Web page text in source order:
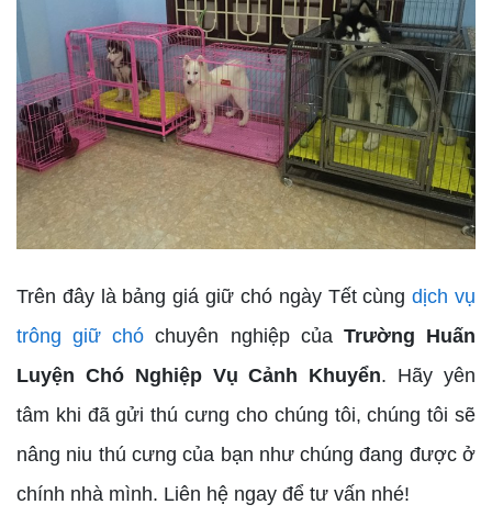
Trên đây là bảng giá giữ chó ngày Tết cùngdịch vụ
trông giữ chó chuyên nghiệp của Trường Huấn
Luyện Chó Nghiệp Vụ Cảnh Khuyển. Hãy yên
tâm khi đã gửi thú cưng cho chúng tôi, chúng tôi sẽ
nâng niu thú cưng của bạn như chúng đang được ở
chính nhà mình. Liên hệ ngay để tư vấn nhé!